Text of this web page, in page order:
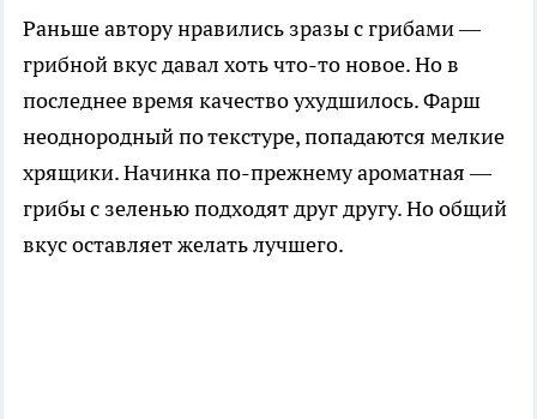
Раньше автору нравились зразы с грибами —
грибной вкус давал хоть что-то новое. Но в
последнее время качество ухудшилось. Фарш
неоднородный по текстуре, попадаются мелкие
хрящики. Начинка по-прежнему ароматная —
грибы с зеленью подходят друг другу. Но общий
вкус оставляет желать лучшего.